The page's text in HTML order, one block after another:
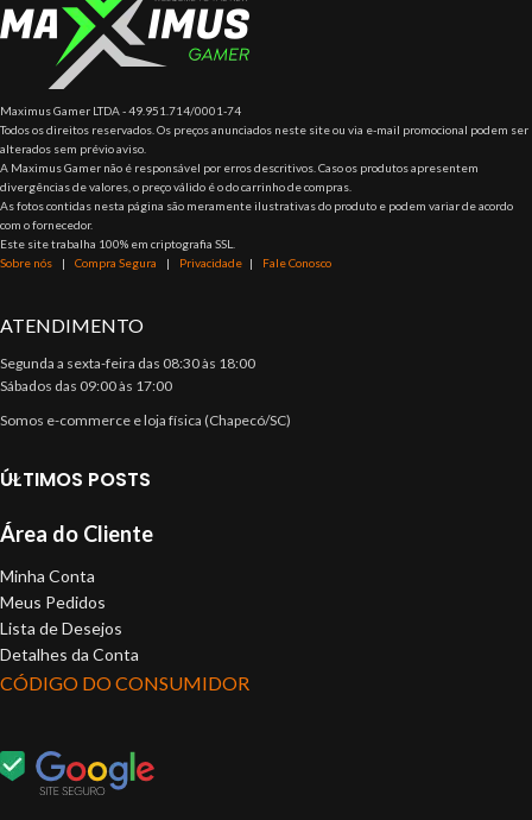
Maximus Gamer LTDA - 49.951.714/0001-74
Todos os direitos reservados. Os preços anunciados neste site ou via e-mail promocional podem ser
alterados sem prévio aviso.
A Maximus Gamer não é responsável por erros descritivos. Caso os produtos apresentem
divergências de valores, o preço válido é o do carrinho de compras.
As fotos contidas nesta página são meramente ilustrativas do produto e podem variar de acordo
com o fornecedor.
Este site trabalha 100% em criptografia SSL.
Sobre nós | Compra Segura | Privacidade | Fale Conosco
ATENDIMENTO
Segunda a sexta-feira das 08:30 às 18:00
Sábados das 09:00 às 17:00
Somos e-commerce e loja física (Chapecó/SC)
ÚLTIMOS POSTS
Área do Cliente
Minha Conta
Meus Pedidos
Lista de Desejos
Detalhes da Conta
CÓDIGO DO CONSUMIDOR